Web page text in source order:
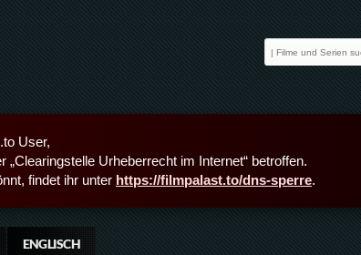
User,
Urheberrecht im Internet“ betroffen.
findet ihr unter https://filmpalast.to/dns-sperre.
ENGLISCH